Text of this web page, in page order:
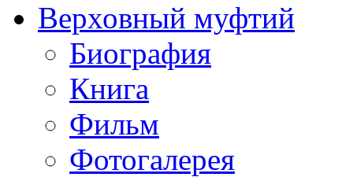
Верховный муфтий
Биография
Книга
Фильм
Фотогалерея